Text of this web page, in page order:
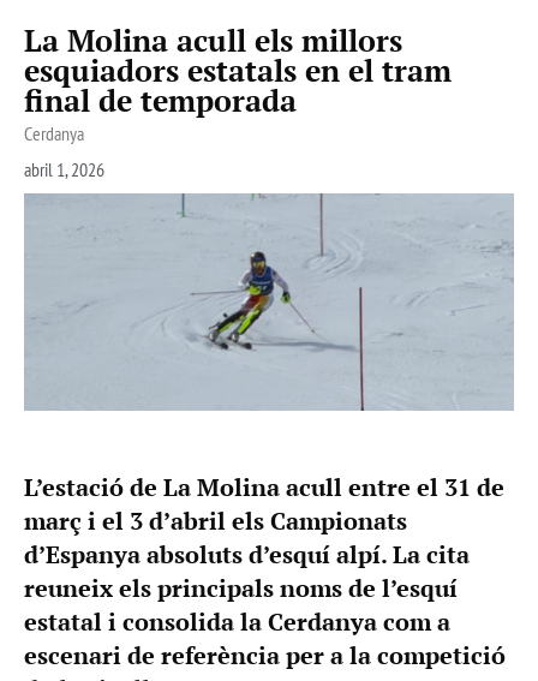
La Molina acull els millors
esquiadors estatals en el tram
final de temporada
Cerdanya
abril 1, 2026
L’estació de La Molina acull entre el 31 de
març i el 3 d’abril els Campionats
d’Espanya absoluts d’esquí alpí. La cita
reuneix els principals noms de l’esquí
estatal i consolida la Cerdanya com a
escenari de referència per a la competició